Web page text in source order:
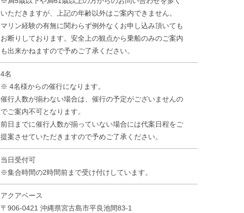
いただきますが、上記の年齢以外はご案内できません。
マリン経験の有無に関わらず例外なくお申し込み頂いても
お断りしております。安全上の観点から乗船のみのご案内
も出来かねますので予めご了承ください。
4名
※ 4名様からの催行になります。
催行人数が揃わない場合は、催行の予定がございませんの
でご案内不可となります。
前日までに催行人数が揃っていない場合には代案日程をご
提案させていただきますので予めご了承ください。
当日受付可
※集合時間の2時間前まで受け付けしています。
アクアベース
〒906-0421 沖縄県宮古島市平良池間83-1